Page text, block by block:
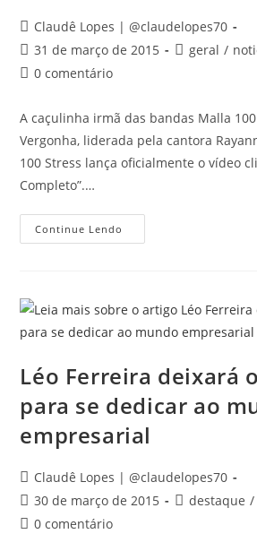
Autor
do
post:
Claudê Lopes | @claudelopes70
Post
publicado:
31 de março de 2015
Categoria
geral /
Comentários
post:
0 comentário
A caçulinha irmã das bandas Malla
Vergonha, liderada pela cantora
100 Stress lança oficialmente o vídeo
Completo”.…
Continue Lendo
Completo”
Da
Banda
100
Stress
Léo Ferreira deixará
para se dedicar ao
empresarial
Autor
do
post:
Claudê Lopes | @claudelopes70
Post
publicado:
30 de março de 2015
Categoria
destaque /
Comentários
0 comentário